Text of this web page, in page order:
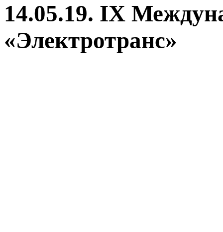
14.05.19. IX
«Электротранс»